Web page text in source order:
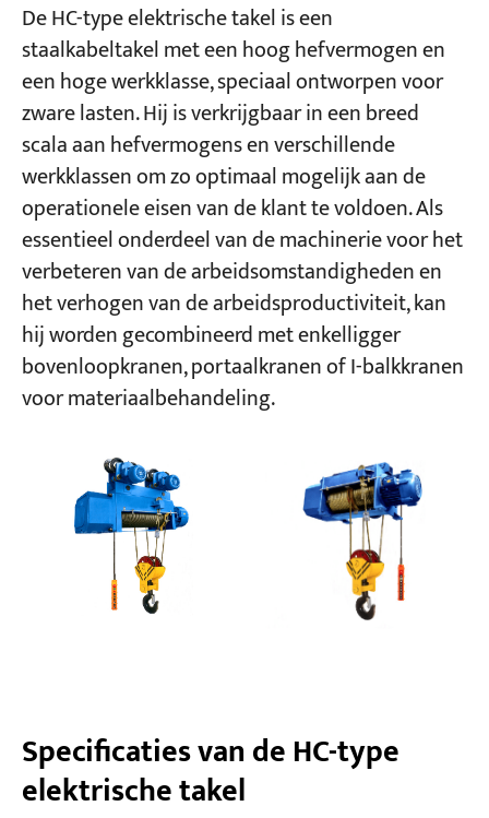
De HC-type elektrische takel is een
staalkabeltakel met een hoog hefvermogen en
een hoge werkklasse, speciaal ontworpen voor
zware lasten. Hij is verkrijgbaar in een breed
scala aan hefvermogens en verschillende
werkklassen om zo optimaal mogelijk aan de
operationele eisen van de klant te voldoen. Als
essentieel onderdeel van de machinerie voor het
verbeteren van de arbeidsomstandigheden en
het verhogen van de arbeidsproductiviteit, kan
hij worden gecombineerd met enkelligger
bovenloopkranen, portaalkranen of I-balkkranen
voor materiaalbehandeling.
Specificaties van de HC-type
elektrische takel